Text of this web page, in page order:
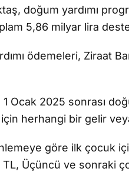
doğum yardımı
5,86 milyar lira
ödemeleri, Ziraat
Ocak 2025 sonrası
herhangi bir gelir
göre ilk çocuk
TL, Üçüncü ve sonraki